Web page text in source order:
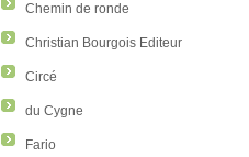
Chemin de ronde
Christian Bourgois Editeur
Circé
du Cygne
Fario